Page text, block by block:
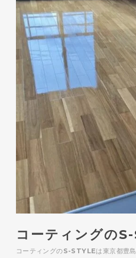
コーティングの
コーティングのS-STYLEは東京都豊